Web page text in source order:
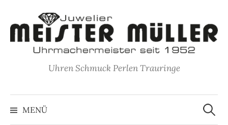
Inhalt
Uhren Schmuck Perlen Trauringe
MENÜ
Suchen
nach: